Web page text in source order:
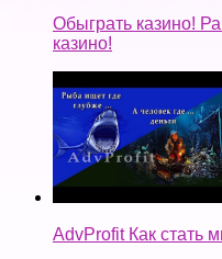
Обыграть казино!
казино!
AdvProfit Как стать